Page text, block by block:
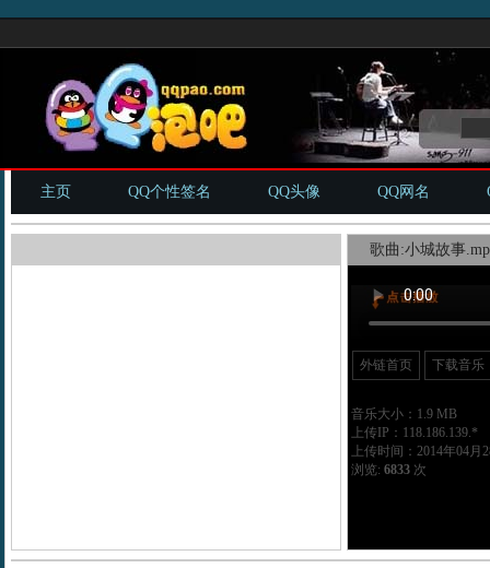
主页 QQ个性签名 QQ头像 QQ网名
歌曲:小城故事
外链首页 下载音乐
音乐大小：1.9 MB
上传IP：118.186.139.*
上传时间：2014年04月
浏览: 6833次